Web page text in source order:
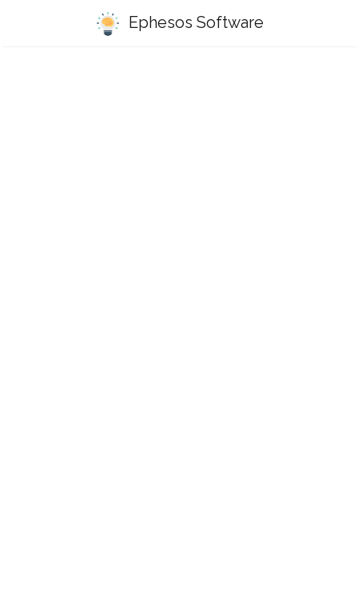
Ephesos Software